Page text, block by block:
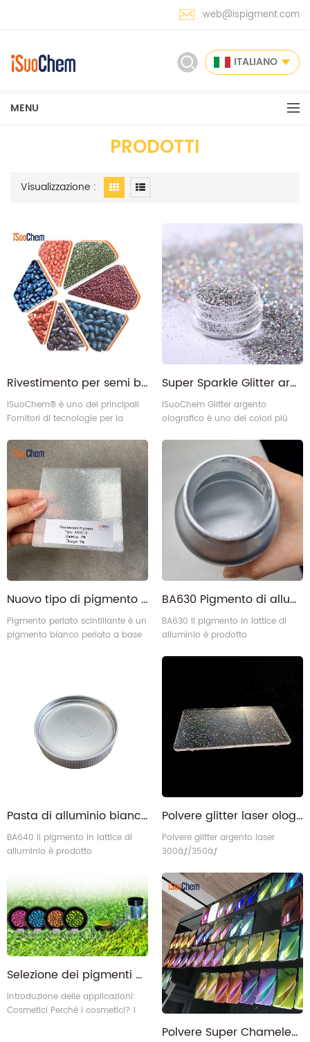
web@ispigment.com
ITALIANO
MENU
PRODOTTI
Visualizzazione :
Rivestimento per semi biodegradabile ed ecologico | Pigmenti e paste coloranti per il trattamento dei semi e la protezione delle colture
iSuoChem® è uno dei principali
Fornitori di tecnologie per la
Possiamo fornire pigmenti
organici, pigmenti perlescenti e
paste coloranti per la concia dei
semi.
Super Sparkle Glitter argentato olografico a particelle fini ecologiche
iSuoChem Glitter argento
olografico è uno dei colori più
laser, noto per la sua lucentezza
abbagliante e l'elevata stabilità
cromatica dimensionale.
Nuovo tipo di pigmento perlato scintillante di qualità diamante a base di vetro
Pigmento perlato scintillante è un
pigmento bianco perlato a base
BA630 Pigmento di alluminio al lattice pastoso per lattice
BA630 Il pigmento in lattice di
alluminio è prodotto
lattice.
Pasta di alluminio bianco argento BA640 per prodotti in lattice
BA640 Il pigmento in lattice di
alluminio è prodotto
Polvere glitter laser olografica argentata a base di alluminio ad alta temperatura per iniezione di materie plastiche
Polvere glitter argento laser
300â„ƒ/350â„ƒ
Selezione dei pigmenti per soluzioni cosmetiche
Introduzione delle applicazioni:
Cosmetici Perché i cosmetici? I
Polvere Super Chameleon multicolore Colorshift della fabbrica cinese per il settore automobilistico